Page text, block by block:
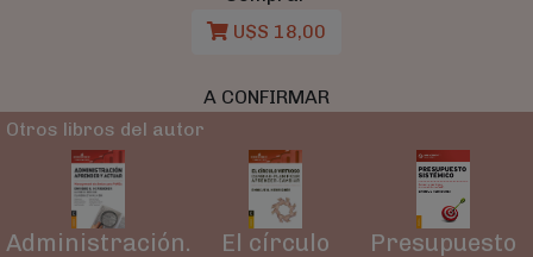
U$S 18,00
A CONFIRMAR
Otros libros del autor
Administración.
El círculo
Presupuesto